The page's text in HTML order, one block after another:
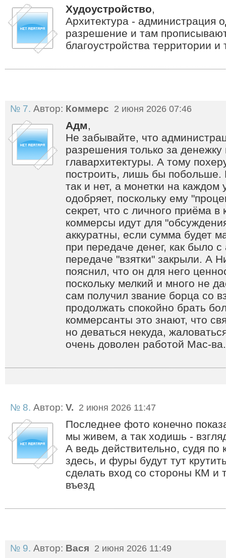
Худоустройство
Архитектура - администрация
разрешение и там
благоустройства территории и
№ 7. Автор: Коммерс 2 июня 2026 07:46
Адм
Не забывайте, что
разрешения только за денежку
главархитектуры. А тому
построить, лишь бы побольше.
так и нет, а монетки на каждом
одобряет, поскольку ему
секрет, что с личного приёма в
коммерсы идут для
аккуратны, если сумма будет
при передаче денег, как было
передаче "взятки" закрыли. А
пояснил, что он для него
поскольку мелкий и много не
сам получил звание борца со
продолжать спокойно брать
коммерсанты это знают, что
но деваться некуда,
очень доволен работой Мас-ва.
№ 8. Автор: V. 2 июня 2026 11:47
Последнее фото конечно
мы живем, а так ходишь -
А ведь действительно, судя по
здесь, и фуры будут тут
сделать вход со стороны КМ и
въезд
№ 9. Автор: Вася 2 июня 2026 11:49